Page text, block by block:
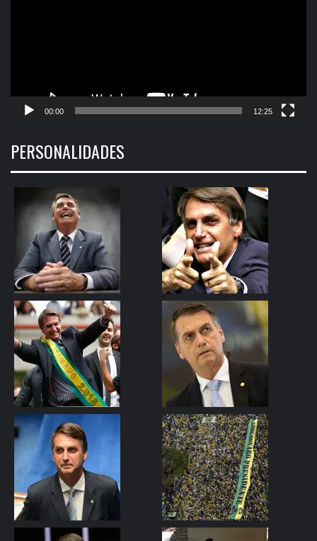
00:00 12:25
PERSONALIDADES